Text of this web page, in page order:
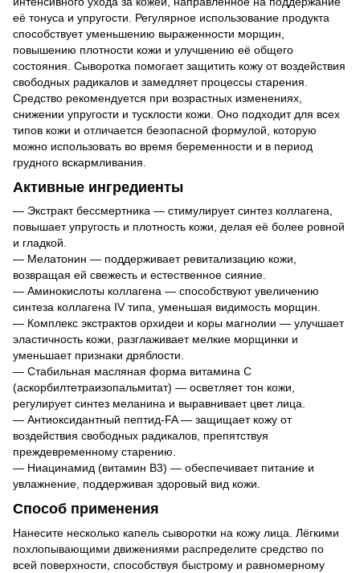
её тонуса и упругости. Регулярное использование продукта
способствует уменьшению выраженности морщин,
повышению плотности кожи и улучшению её общего
состояния. Сыворотка помогает защитить кожу от воздействия
свободных радикалов и замедляет процессы старения.
Средство рекомендуется при возрастных изменениях,
снижении упругости и тусклости кожи. Оно подходит для всех
типов кожи и отличается безопасной формулой, которую
можно использовать во время беременности и в период
грудного вскармливания.
Активные ингредиенты
— Экстракт бессмертника — стимулирует синтез коллагена,
повышает упругость и плотность кожи, делая её более ровной
и гладкой.
— Мелатонин — поддерживает ревитализацию кожи,
возвращая ей свежесть и естественное сияние.
— Аминокислоты коллагена — способствуют увеличению
синтеза коллагена IV типа, уменьшая видимость морщин.
— Комплекс экстрактов орхидеи и коры магнолии — улучшает
эластичность кожи, разглаживает мелкие морщинки и
уменьшает признаки дряблости.
— Стабильная масляная форма витамина C
(аскорбилтетраизопальмитат) — осветляет тон кожи,
регулирует синтез меланина и выравнивает цвет лица.
— Антиоксидантный пептид-FA — защищает кожу от
воздействия свободных радикалов, препятствуя
преждевременному старению.
— Ниацинамид (витамин B3) — обеспечивает питание и
увлажнение, поддерживая здоровый вид кожи.
Способ применения
Нанесите несколько капель сыворотки на кожу лица. Лёгкими
похлопывающими движениями распределите средство по
всей поверхности, способствуя быстрому и равномерному